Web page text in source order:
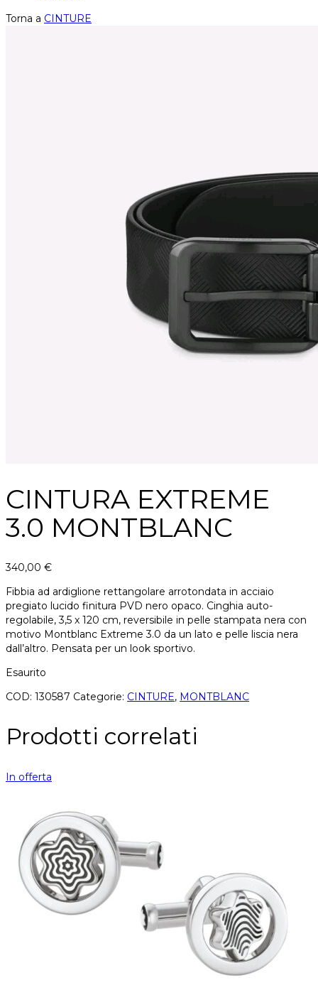
Torna a CINTURE
CINTURA EXTREME
3.0 MONTBLANC
340,00 €
Fibbia ad ardiglione rettangolare arrotondata in acciaio
pregiato lucido finitura PVD nero opaco. Cinghia auto-
regolabile, 3,5 x 120 cm, reversibile in pelle stampata nera con
motivo Montblanc Extreme 3.0 da un lato e pelle liscia nera
dall’altro. Pensata per un look sportivo.
Esaurito
COD: 130587 Categorie: CINTURE, MONTBLANC
Prodotti correlati
In offerta